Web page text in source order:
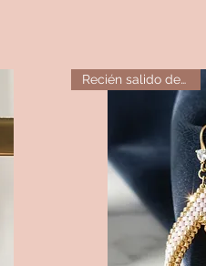
Recién salido del horno